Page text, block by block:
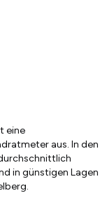
eine
aus. In den
in günstigen Lagen